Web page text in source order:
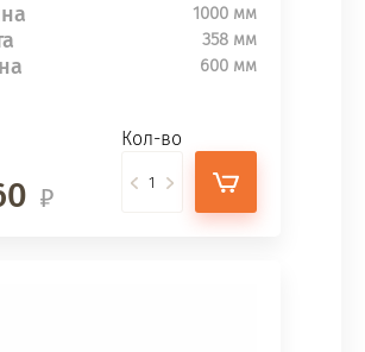
1000 мм
358 мм
600 мм
Кол-во